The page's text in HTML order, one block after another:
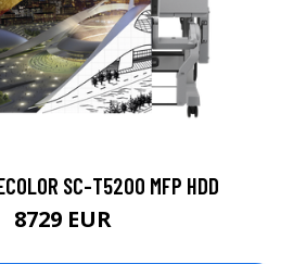
SC-T5200 MFP HDD
8729 EUR